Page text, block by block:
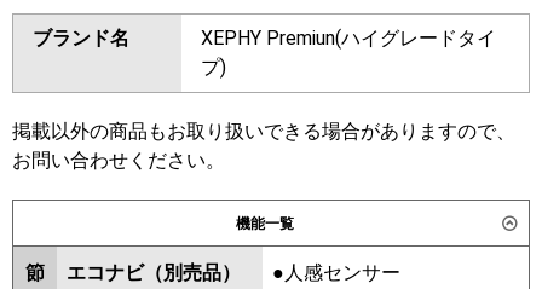
東芝
GCXA06313JXU
GCXA06313JMUB
三菱電機 PCZ-ZRMP63SKL6 PCZ-
ZRMP63SK6
日立 RPC-GP63RGHJ8
FDEZ636HK6S
パナソニック PA-P63T7SGNC PA-P63T7SGNCX
ダイキン SSRH63CV SSRH63CNV
SSRHU63CV SSRH63BYV
SSRH63BYNV
SSRU63BYNV SSRHU63BYV
SSRH63BJV SSRH63BJNV
SSRJH63BJV
SSRJH63BFV
SSRH63BFNV SSRU63BFV
SSRU63BFNV SSRHU63BFV
ブランド名
XEPHY Premiun(ハイグレードタイ
プ)
掲載以外の商品もお取り扱いできる場合がありますので、
お問い合わせください。
機能一覧
節
エコナビ（別売品）
●人感センサー